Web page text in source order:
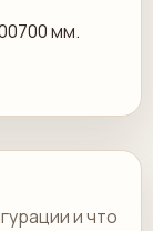
мм.
и что